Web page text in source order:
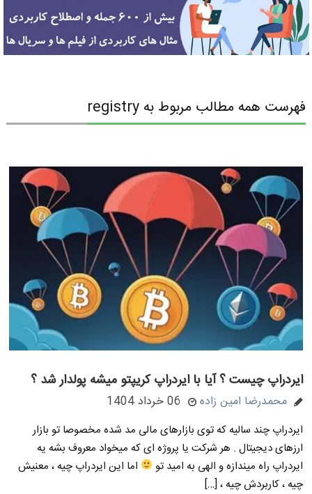
فهرست همه مطالب مربوط به registry
ایردراپ چیست ؟ آیا با ایردراپ کریپتو میشه پولدار شد ؟
محمدرضا امین زاده 06 خرداد 1404
ایردراپ چند سالیه که توی بازارهای مالی مد شده مخصوصا تو بازار
ارزهای دیجیتال . هر شرکت یا پروژه ای که میخواد معروف بشه یه
ایردراپ راه میندازه و الهی به امید تو
اما این ایردراپ چیه ، معنیش
چیه ، کاربردش چیه ، […]